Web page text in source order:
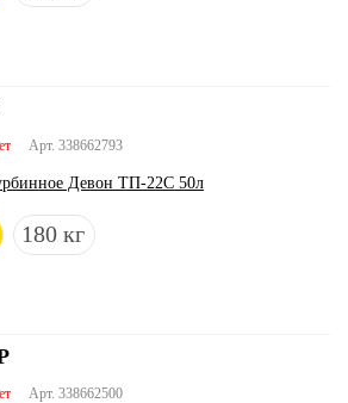
Арт. 338662793
Девон ТП-22С 50л
180 кг
Арт. 338662500